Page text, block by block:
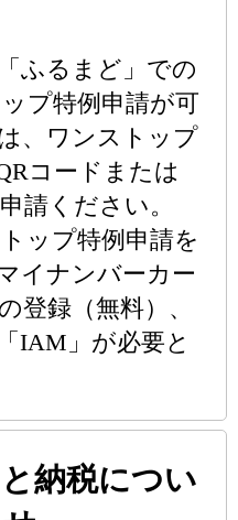
ふるまど」での
プ特例申請が可
、ワンストップ
コードまたは
請ください。
ップ特例申請を
イナンバーカー
登録（無料）、
IAM」が必要と
納税につい